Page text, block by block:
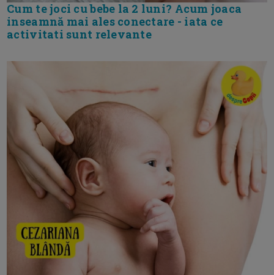
Cum te joci cu bebe la 2 luni? Acum joaca
inseamnă mai ales conectare - iata ce
activitati sunt relevante